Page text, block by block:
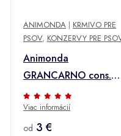
ANIMONDA | KRMIVO PRE
PSOV, KONZERVY PRE
Animonda
GRANCARNO cons.
Hovädzie/kačacie
srdce pre dospelých
400g + Množstevná
Viac informácií
od 3 €